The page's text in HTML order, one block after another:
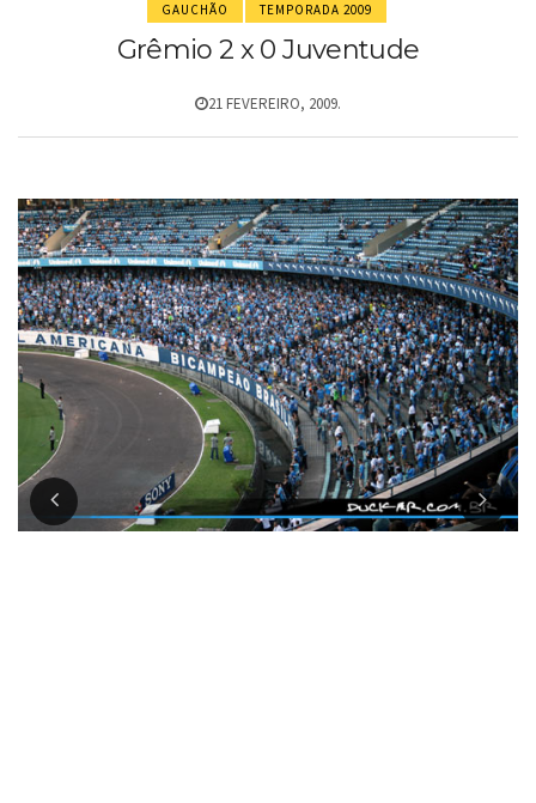
GAUCHÃO TEMPORADA 2009
Grêmio 2 x 0 Juventude
21 FEVEREIRO, 2009.